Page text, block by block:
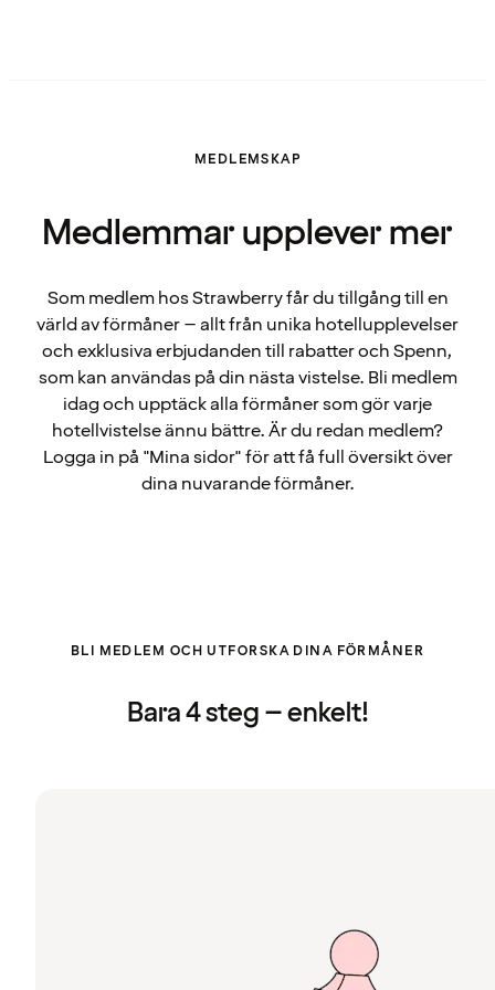
MEDLEMSKAP
Medlemmar upplever mer
Som medlem hos Strawberry får du tillgång till en
värld av förmåner – allt från unika hotellupplevelser
och exklusiva erbjudanden till rabatter och Spenn,
som kan användas på din nästa vistelse. Bli medlem
idag och upptäck alla förmåner som gör varje
hotellvistelse ännu bättre. Är du redan medlem?
Logga in på "Mina sidor" för att få full översikt över
dina nuvarande förmåner.
BLI MEDLEM OCH UTFORSKA DINA FÖRMÅNER
Bara 4 steg – enkelt!